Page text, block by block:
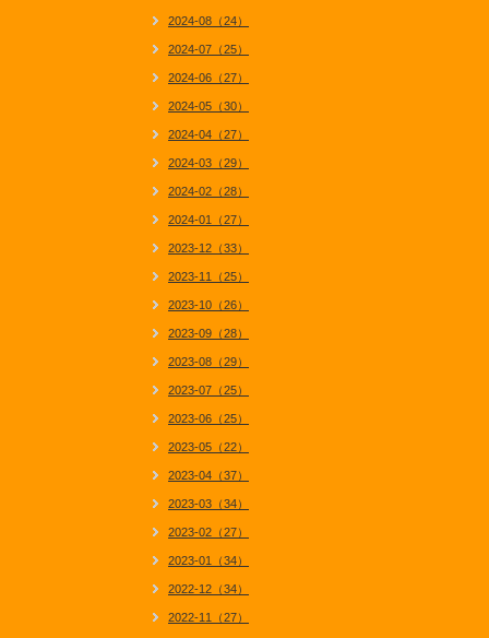
2024-08（24）
2024-07（25）
2024-06（27）
2024-05（30）
2024-04（27）
2024-03（29）
2024-02（28）
2024-01（27）
2023-12（33）
2023-11（25）
2023-10（26）
2023-09（28）
2023-08（29）
2023-07（25）
2023-06（25）
2023-05（22）
2023-04（37）
2023-03（34）
2023-02（27）
2023-01（34）
2022-12（34）
2022-11（27）